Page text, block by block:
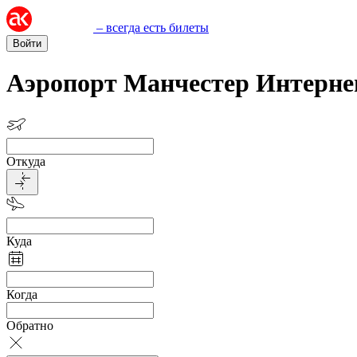
– всегда есть билеты
Войти
Аэропорт Манчестер
Откуда
Куда
Когда
Обратно